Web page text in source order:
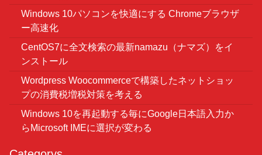
Windows 10パソコンを快適にする Chromeブラウザ
ー高速化
CentOS7に全文検索の最新namazu（ナマズ）をイ
ンストール
Wordpress Woocommerceで構築したネットショッ
プの消費税増税対策を考える
Windows 10を再起動する毎にGoogle日本語入力か
らMicrosoft IMEに選択が変わる